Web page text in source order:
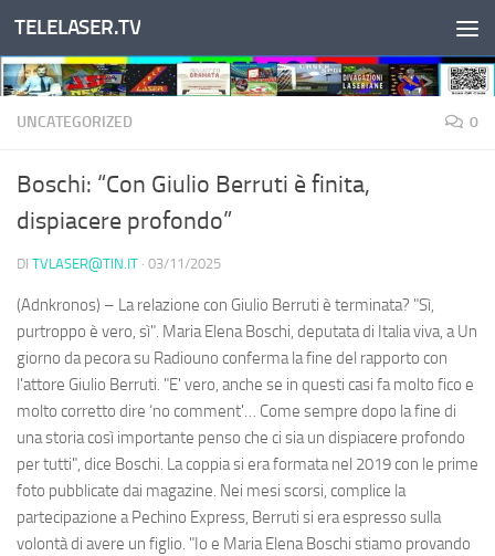
Salta al contenuto
TELELASER.TV
UNCATEGORIZED 0
Boschi: “Con Giulio Berruti è finita,
dispiacere profondo”
DI TVLASER@TIN.IT · 03/11/2025
(Adnkronos) – La relazione con Giulio Berruti è terminata? "Sì,
purtroppo è vero, sì". Maria Elena Boschi, deputata di Italia viva, a Un
giorno da pecora su Radiouno conferma la fine del rapporto con
l'attore Giulio Berruti. "E' vero, anche se in questi casi fa molto fico e
molto corretto dire ‘no comment'… Come sempre dopo la fine di
una storia così importante penso che ci sia un dispiacere profondo
per tutti", dice Boschi. La coppia si era formata nel 2019 con le prime
foto pubblicate dai magazine. Nei mesi scorsi, complice la
partecipazione a Pechino Express, Berruti si era espresso sulla
volontà di avere un figlio. "Io e Maria Elena Boschi stiamo provando